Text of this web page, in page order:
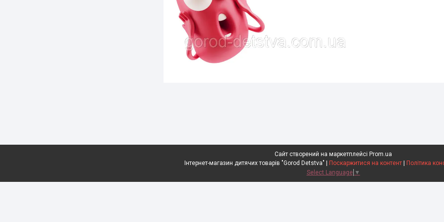
Сайт створений на маркетплейсі Prom.ua
Поскаржитися на контент
Політика
Select Language ▼